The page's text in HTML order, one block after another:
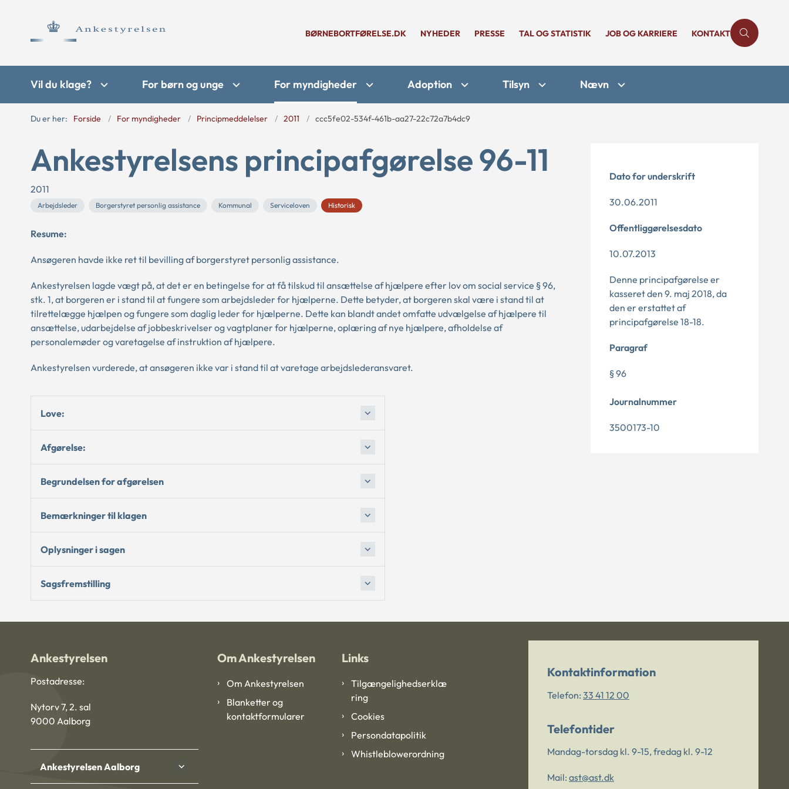
BØRNEBORTFØRELSE.DK NYHEDER PRESSE TAL OG STATISTIK JOB OG KARRIERE KONTAKT
Vil du klage? For børn og unge For myndigheder Adoption Tilsyn Nævn
Du er her: Forside For myndigheder Principmeddelelser 2011 ccc5fe02-534f-461b-aa27-22c72a7b4dc9
Ankestyrelsens principafgørelse 96-11
2011
Arbejdsleder Borgerstyret personlig assistance Kommunal Serviceloven Historisk
Resume:
Ansøgeren havde ikke ret til bevilling af borgerstyret personlig assistance.
Ankestyrelsen lagde vægt på, at det er en betingelse for at få tilskud til ansættelse af hjælpere efter lov om social service § 96,
stk. 1, at borgeren er i stand til at fungere som arbejdsleder for hjælperne. Dette betyder, at borgeren skal være i stand til at
tilrettelægge hjælpen og fungere som daglig leder for hjælperne. Dette kan blandt andet omfatte udvælgelse af hjælpere til
ansættelse, udarbejdelse af jobbeskrivelser og vagtplaner for hjælperne, oplæring af nye hjælpere, afholdelse af
personalemøder og varetagelse af instruktion af hjælpere.
Ankestyrelsen vurderede, at ansøgeren ikke var i stand til at varetage arbejdslederansvaret.
Love:
Afgørelse:
Begrundelsen for afgørelsen
Bemærkninger til klagen
Oplysninger i sagen
Sagsfremstilling
Dato for underskrift
30.06.2011
Offentliggørelsesdato
10.07.2013
Denne principafgørelse er
kasseret den 9. maj 2018, da
den er erstattet af
principafgørelse 18-18.
Paragraf
§ 96
Journalnummer
3500173-10
Ankestyrelsen
Postadresse:
Nytorv 7, 2. sal
9000 Aalborg
Ankestyrelsen Aalborg
Om Ankestyrelsen
Om Ankestyrelsen
Blanketter og
kontaktformularer
Links
Tilgængelighedserklæ
ring
Cookies
Persondatapolitik
Whistleblowerordning
Kontaktinformation
Telefon: 33 41 12 00
Telefontider
Mandag-torsdag kl. 9-15, fredag kl. 9-12
Mail: ast@ast.dk